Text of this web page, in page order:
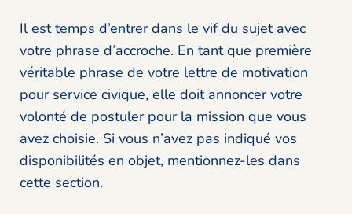
Il est temps d’entrer dans le vif du sujet avec
votre phrase d’accroche. En tant que première
véritable phrase de votre lettre de motivation
pour service civique, elle doit annoncer votre
volonté de postuler pour la mission que vous
avez choisie. Si vous n’avez pas indiqué vos
disponibilités en objet, mentionnez-les dans
cette section.